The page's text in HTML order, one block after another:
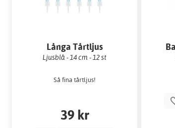
Långa Tårtljus
Ljusblå - 14 cm - 12 st
Så fina tårtljus!
39 kr